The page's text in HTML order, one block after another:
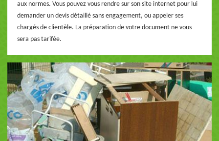
aux normes. Vous pouvez vous rendre sur son site internet pour lui
demander un devis détaillé sans engagement, ou appeler ses
chargés de clientèle. La préparation de votre document ne vous
sera pas tarifée.